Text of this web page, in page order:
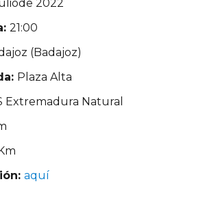
2022
21:00
(Badajoz)
Plaza Alta
Extremadura Natural
aquí